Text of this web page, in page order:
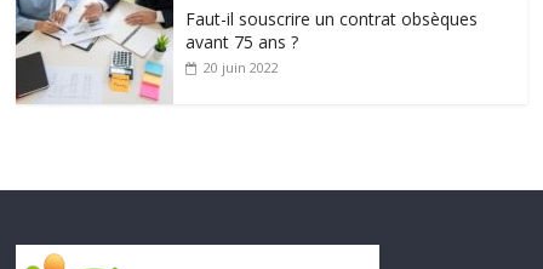
Faut-il souscrire un contrat obsèques
avant 75 ans ?
20 juin 2022